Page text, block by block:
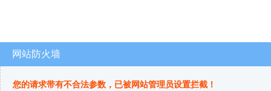
网站防火墙
您的请求带有不合法参数，已被网站管理员设置拦截！